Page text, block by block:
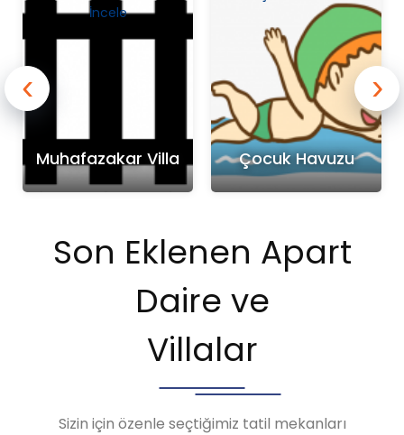
Muhafazakar Villa Çocuk Havuzu
‹ ›
Son Eklenen Apart
Daire ve
Villalar
Sizin için özenle seçtiğimiz tatil mekanları